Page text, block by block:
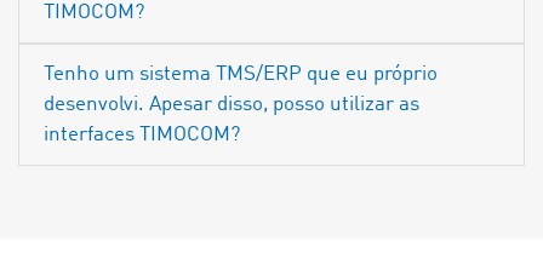
TIMOCOM?
Tenho um sistema TMS/ERP que eu próprio
desenvolvi. Apesar disso, posso utilizar as
interfaces TIMOCOM?